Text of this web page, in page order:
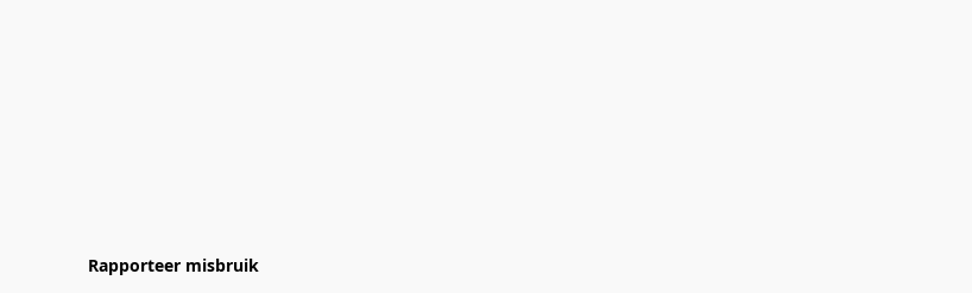
Rapporteer misbruik